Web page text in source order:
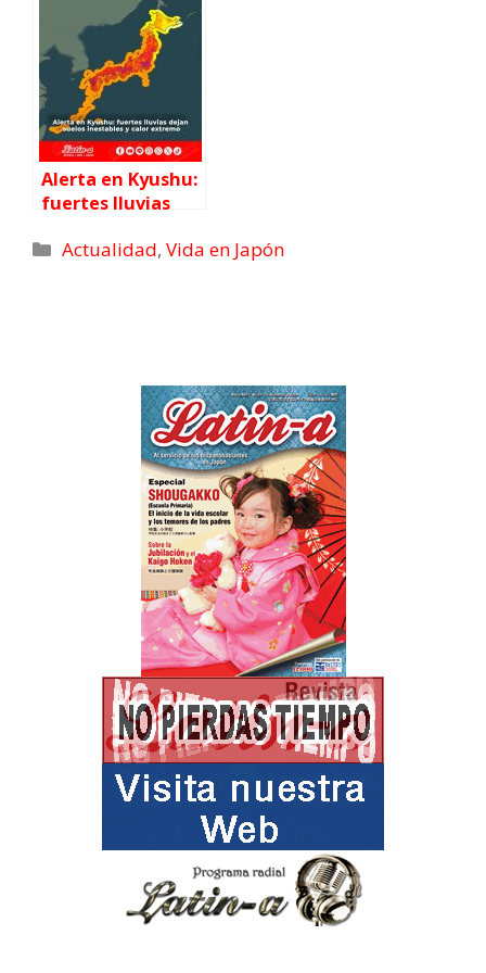
primera ministra
de Japón
Alerta en Kyushu:
fuertes lluvias
inestables y calor
Actualidad,Vida en Japón